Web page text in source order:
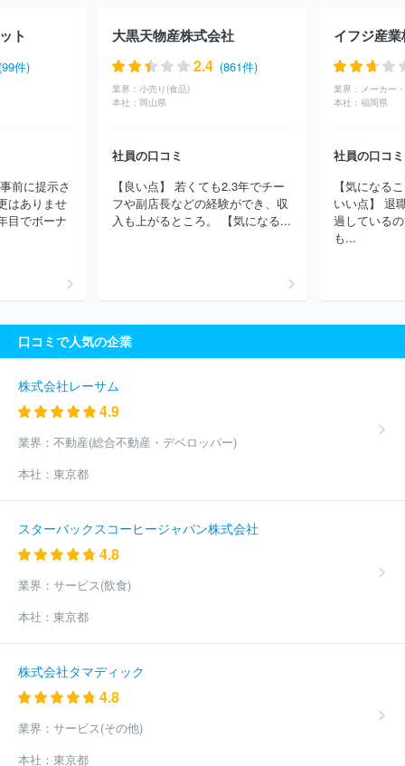
動産
株式会社ステージプランナー 京王不動産株式会社
ＪＲ東
日本ビルテック株式会社
株式会社ジェイアール東日本都市開発
株式会社東急コミュニティー
サンフロンティア不動産株
株式会社日本財託
株式会社アイ
ツアメニティー株式会社
住友林業ホームサービス株式会社
株式
会社シー・エフ・ネッツ
株式会社レオパレス２１
株式会社アサ
ヒファシリティズ
株式会社ハウスポート
株式会社ハウスメイト
野村不動産ソリューション
ネジメント株式会社
株式会社毎日コムネット
株式会社エイト
帝国不動産株式会社
株式会社ケン・コーポレーション
ヴェリタス・インベストメント
開発株式会社
株式会社浜友Ａ．Ｌ．
ほ
か(4775件)
ト
件)
前に提示さ
はありませ
目でボーナ
大黒天物産株式会社
2.4 (861件)
業界： 小売り(食品)
本社： 岡山県
社員の口コミ
【良い点】 若くても2.3年でチー
フや副店長などの経験ができ、収
入も上がるところ。 【気になる...
イフジ産
業界： メーカー
本社： 福岡県
社員の口コミ
【気になる
いい点】 退
過している
も...
口コミで人気の企業
株式会社レーサム
4.9
業界： 不動産(総合不動産・デベロッパー)
本社： 東京都
スターバックスコーヒージャパン株式会社
4.8
業界： サービス(飲食)
本社： 東京都
株式会社タマディック
4.8
業界： サービス(その他)
本社： 東京都